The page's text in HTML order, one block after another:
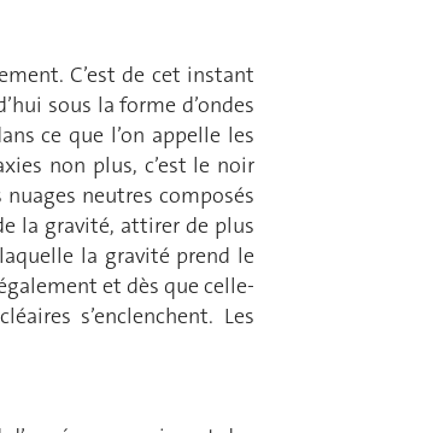
C’est de cet instant
sous la forme d’ondes
ce que l’on appelle les
non plus, c’est le noir
neutres composés
la gravité, attirer de plus
la gravité prend le
et dès que celle-
s’enclenchent. Les